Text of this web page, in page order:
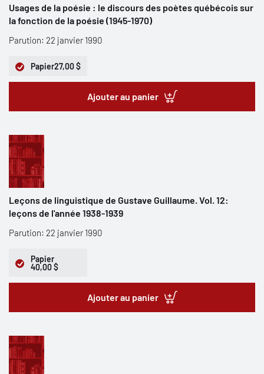
Usages de la poésie : le discours des poètes québécois sur
la fonction de la poésie (1945-1970)
Parution: 22 janvier 1990
Papier27,00 $
Ajouter au panier
Leçons de linguistique de Gustave Guillaume. Vol. 12:
leçons de l'année 1938-1939
Parution: 22 janvier 1990
Papier
40,00 $
Ajouter au panier